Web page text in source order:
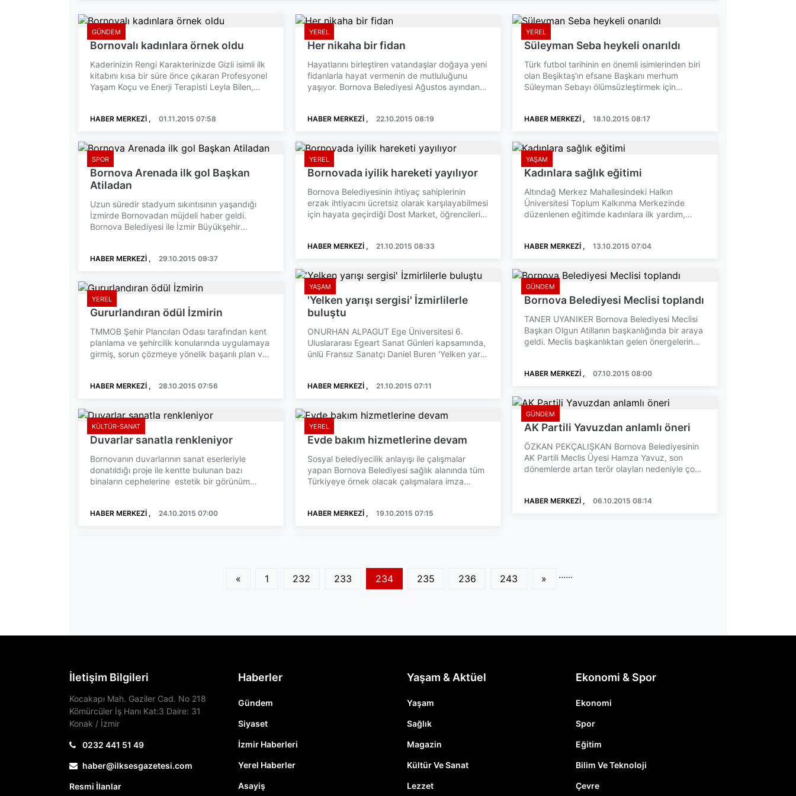
GÜNDEM
Bornovalı kadınlara örnek oldu
Kaderinizin Rengi Karakterinizde Gizli isimli ilk
kitabını kısa bir süre önce çıkaran Profesyonel
Yaşam Koçu ve Enerji Terapisti Leyla Bilen,
HABER MERKEZİ , 01.11.2015 07:58
SPOR
Bornova Arenada ilk gol Başkan
Atiladan
Uzun süredir stadyum sıkıntısının yaşandığı
İzmirde Bornovadan müjdeli haber geldi.
Bornova Belediyesi ile İzmir Büyükşehir
HABER MERKEZİ , 29.10.2015 09:37
YEREL
Gururlandıran ödül İzmirin
TMMOB Şehir Plancıları Odası tarafından kent
planlama ve şehircilik konularında uygulamaya
girmiş, sorun çözmeye yönelik başarılı plan ve
HABER MERKEZİ , 28.10.2015 07:56
KÜLTÜR-SANAT
Duvarlar sanatla renkleniyor
Bornovanın duvarlarının sanat eserleriyle
donatıldığı proje ile kentte bulunan bazı
binaların cephelerine estetik bir görünüm
HABER MERKEZİ , 24.10.2015 07:00
YEREL
Her nikaha bir fidan
Hayatlarını birleştiren vatandaşlar doğaya yeni
fidanlarla hayat vermenin de mutluluğunu
yaşıyor. Bornova Belediyesi Ağustos ayından
HABER MERKEZİ , 22.10.2015 08:19
YEREL
Bornovada iyilik hareketi yayılıyor
Bornova Belediyesinin ihtiyaç sahiplerinin
erzak ihtiyacını ücretsiz olarak karşılayabilmesi
için hayata geçirdiği Dost Market, öğrencilerin
HABER MERKEZİ , 21.10.2015 08:33
YAŞAM
'Yelken yarışı sergisi' İzmirlilerle
buluştu
ONURHAN ALPAGUT Ege Üniversitesi 6.
Uluslararası Egeart Sanat Günleri kapsamında,
ünlü Fransız Sanatçı Daniel Buren 'Yelken yarışı
HABER MERKEZİ , 21.10.2015 07:11
YEREL
Evde bakım hizmetlerine devam
Sosyal belediyecilik anlayışı ile çalışmalar
yapan Bornova Belediyesi sağlık alanında tüm
Türkiyeye örnek olacak çalışmalara imza
HABER MERKEZİ , 19.10.2015 07:15
YEREL
Süleyman Seba heykeli onarıldı
Türk futbol tarihinin en önemli isimlerinden biri
olan Beşiktaş'ın efsane Başkanı merhum
Süleyman Sebayı ölümsüzleştirmek için
HABER MERKEZİ , 18.10.2015 08:17
YAŞAM
Kadınlara sağlık eğitimi
Altındağ Merkez Mahallesindeki Halkın
Üniversitesi Toplum Kalkınma Merkezinde
düzenlenen eğitimde kadınlara ilk yardım,
HABER MERKEZİ , 13.10.2015 07:04
GÜNDEM
Bornova Belediyesi Meclisi toplandı
TANER UYANIKER Bornova Belediyesi Meclisi
Başkan Olgun Atillanın başkanlığında bir araya
geldi. Meclis başkanlıktan gelen önergelerin
HABER MERKEZİ , 07.10.2015 08:00
GÜNDEM
AK Partili Yavuzdan anlamlı öneri
ÖZKAN PEKÇALIŞKAN Bornova Belediyesinin
AK Partili Meclis Üyesi Hamza Yavuz, son
dönemlerde artan terör olayları nedeniyle çok
HABER MERKEZİ , 06.10.2015 08:14
« 1 ...
232 233 234 235 236 ...
243 »
İletişim Bilgileri
Kocakapı Mah. Gaziler Cad. No 218
Kömürcüler İş Hanı Kat:3 Daire: 31
Konak / İzmir
0232 441 51 49
haber@ilksesgazetesi.com
Resmi İlanlar
Haberler
Gündem
Siyaset
İzmir Haberleri
Yerel Haberler
Asayiş
Yaşam & Aktüel
Yaşam
Sağlık
Magazin
Kültür Ve Sanat
Lezzet
Ekonomi & Spor
Ekonomi
Spor
Eğitim
Bilim Ve Teknoloji
Çevre